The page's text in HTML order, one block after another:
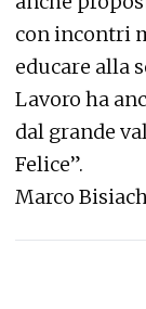
con incontri
educare alla
Lavoro ha
dal grande
Felice”.
Marco